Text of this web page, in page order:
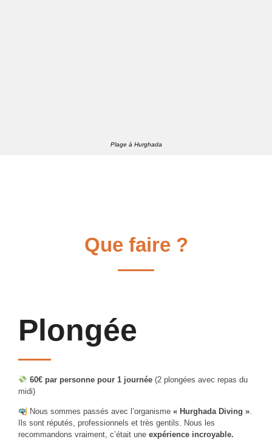
Plage à Hurghada
Que faire ?
Plongée
60€ par personne pour 1 journée(2 plongées avec repas du
midi)
Nous sommes passés avec l’organisme « Hurghada Diving ».
Ils sont réputés, professionnels et très gentils. Nous les
recommandons vraiment, c’était une expérience incroyable.